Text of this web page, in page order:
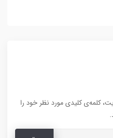
کلمه‌ی کلیدی مورد نظر خود را